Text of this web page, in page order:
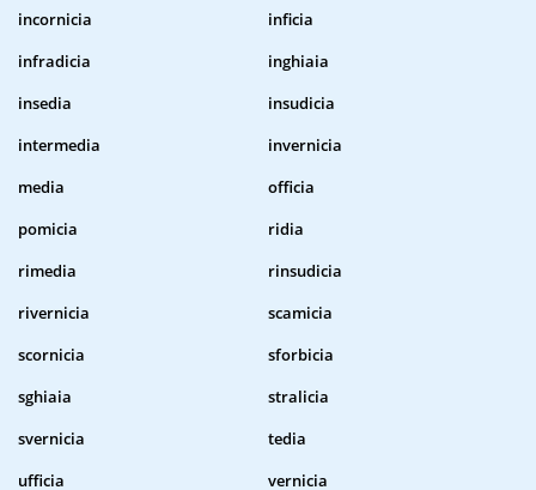
incornicia
inficia
infradicia
inghiaia
insedia
insudicia
intermedia
invernicia
media
officia
pomicia
ridia
rimedia
rinsudicia
rivernicia
scamicia
scornicia
sforbicia
sghiaia
stralicia
svernicia
tedia
ufficia
vernicia